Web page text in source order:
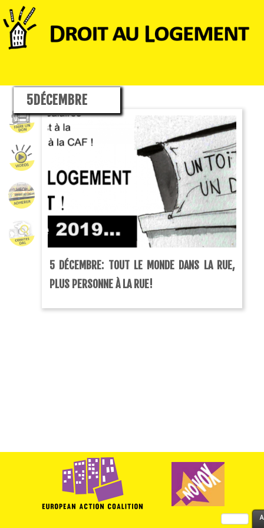
5DÉCEMBRE
5 DÉCEMBRE: TOUT LE MONDE DANS LA RUE,
PLUS PERSONNE À LA RUE!
Rechercher :